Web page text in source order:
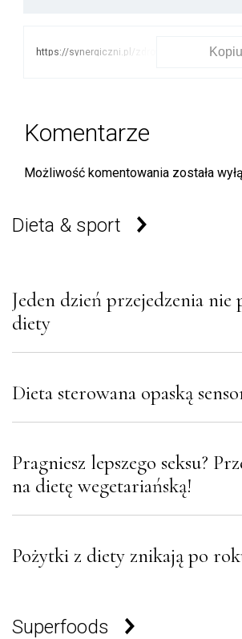
https://synergiczni.pl/zdrowie/oziebiac-
Komentarze
Możliwość komentowania została
Dieta & sport
Jeden dzień przejedzenia nie
diety
Dieta sterowana opaską
Pragniesz lepszego seksu?
na dietę wegetariańską!
Pożytki z diety znikają po
Superfoods